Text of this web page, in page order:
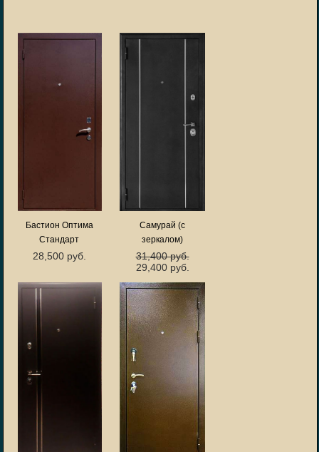
Бастион Оптима
Стандарт
28,500 руб.
Самурай (с
зеркалом)
31,400 руб.
29,400 руб.